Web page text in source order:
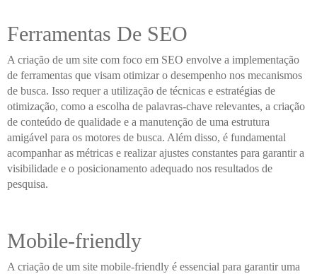
Ferramentas De SEO
A criação de um site com foco em SEO envolve a implementação
de ferramentas que visam otimizar o desempenho nos mecanismos
de busca. Isso requer a utilização de técnicas e estratégias de
otimização, como a escolha de palavras-chave relevantes, a criação
de conteúdo de qualidade e a manutenção de uma estrutura
amigável para os motores de busca. Além disso, é fundamental
acompanhar as métricas e realizar ajustes constantes para garantir a
visibilidade e o posicionamento adequado nos resultados de
pesquisa.
Mobile-friendly
A criação de um site mobile-friendly é essencial para garantir uma